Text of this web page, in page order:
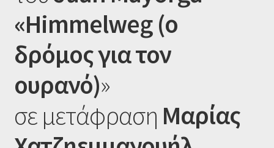
«Himmelweg (ο
δρόμος για τον
ουρανό)»
σε μετάφραση Μαρίας